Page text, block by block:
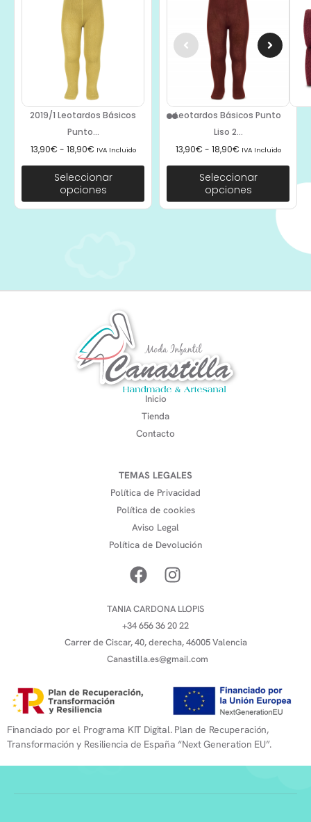
2019/1 Leotardos Básicos
Punto...
13,90€ - 18,90€ IVA Incluido
Seleccionar
opciones
Leotardos Básicos Punto
Liso 2...
13,90€ - 18,90€ IVA Incluido
Seleccionar
opciones
Inicio
Tienda
Contacto
TEMAS LEGALES
Política de Privacidad
Política de cookies
Aviso Legal
Política de Devolución
TANIA CARDONA LLOPIS
+34 656 36 20 22
Carrer de Ciscar, 40, derecha, 46005 Valencia
Canastilla.es@gmail.com
Financiado por el Programa KIT Digital. Plan de Recuperación,
Transformación y Resiliencia de España “Next Generation EU”.